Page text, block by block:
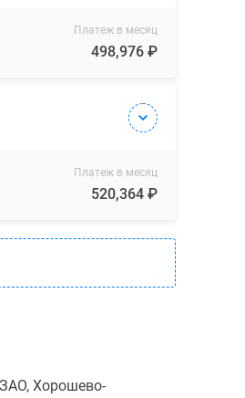
Платеж в месяц
498,976 ₽
Платеж в месяц
520,364 ₽
Хорошево-